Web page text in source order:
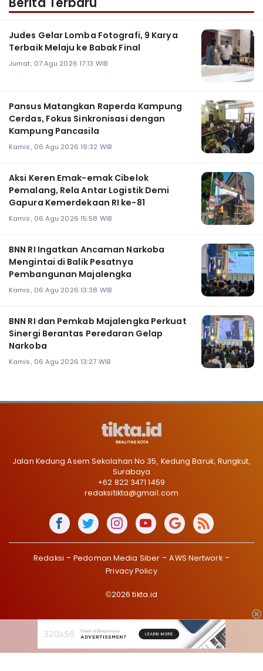
Judes Gelar Lomba Fotografi, 9 Karya
Terbaik Melaju ke Babak Final
Jumat, 07 Agu 2026 17:13 WIB
Pansus Matangkan Raperda Kampung
Cerdas, Fokus Sinkronisasi dengan
Kampung Pancasila
Kamis, 06 Agu 2026 19:32 WIB
Aksi Keren Emak-emak Cibelok
Pemalang, Rela Antar Logistik Demi
Gapura Kemerdekaan RI ke-81
Kamis, 06 Agu 2026 15:58 WIB
BNN RI Ingatkan Ancaman Narkoba
Mengintai di Balik Pesatnya
Pembangunan Majalengka
Kamis, 06 Agu 2026 13:38 WIB
BNN RI dan Pemkab Majalengka Perkuat
Sinergi Berantas Peredaran Gelap
Narkoba
Kamis, 06 Agu 2026 13:27 WIB
Jalan Kedung Asem Sekolahan No 35, Kedung Baruk, Rungkut,
Surabaya
+62 822 3471 1459
redaksitikta@gmail.com
Redaksi Pedoman Media Siber
AWS Nertwork
Privacy Policy
©2026 tikta.id